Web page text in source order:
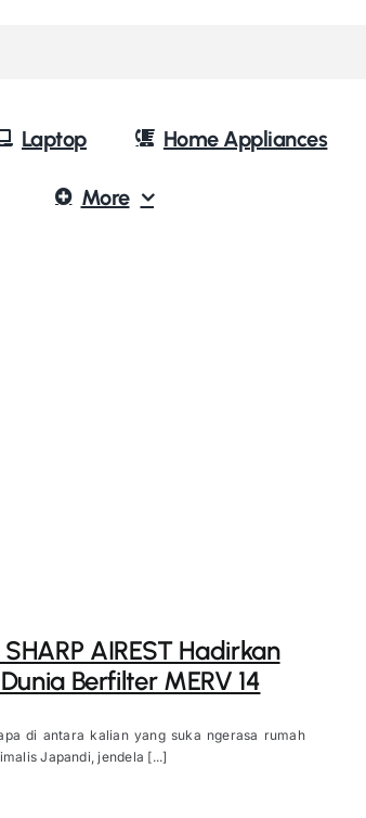
Laptop Home Appliances
More
AIREST Hadirkan
Berfilter MERV 14
di antara kalian yang suka ngerasa rumah
Japandi, jendela [...]